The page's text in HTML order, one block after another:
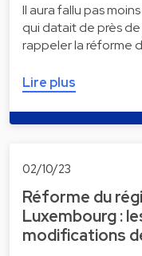
Il aura fallu pas
qui datait de près de
rappeler la réforme
Lire plus
02/10/23
Réforme du
Luxembourg :
modifications